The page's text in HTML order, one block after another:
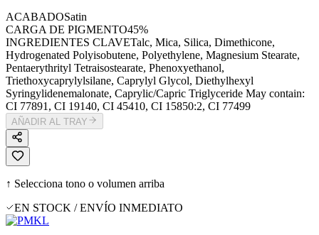
ACABADOSatin
CARGA DE PIGMENTO45%
INGREDIENTES CLAVETalc, Mica, Silica, Dimethicone,
Hydrogenated Polyisobutene, Polyethylene, Magnesium Stearate,
Pentaerythrityl Tetraisostearate, Phenoxyethanol,
Triethoxycaprylylsilane, Caprylyl Glycol, Diethylhexyl
Syringylidenemalonate, Caprylic/Capric Triglyceride May contain:
CI 77891, CI 19140, CI 45410, CI 15850:2, CI 77499
AÑADIR AL TRAY
↑ Selecciona tono o volumen arriba
EN STOCK / ENVÍO INMEDIATO